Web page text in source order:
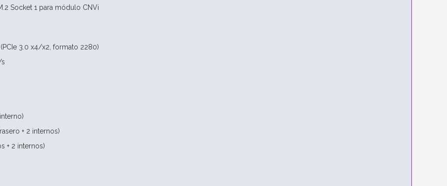
Socket 1 para módulo CNVi
3.0 x4/x2, formato 2280)
+ 2 internos)
+ 2 internos)